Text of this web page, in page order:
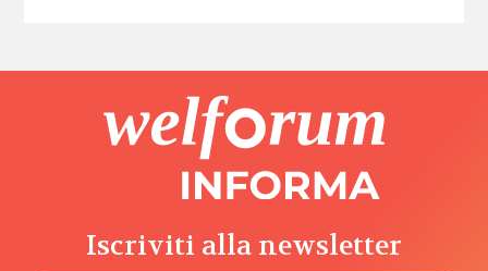
Iscriviti alla newsletter